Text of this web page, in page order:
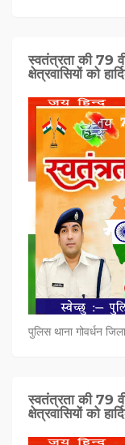
स्वतंत्रता की 79
क्षेत्रवासियों को
पुलिस थाना गोवर्धन
स्वतंत्रता की 79
क्षेत्रवासियों को